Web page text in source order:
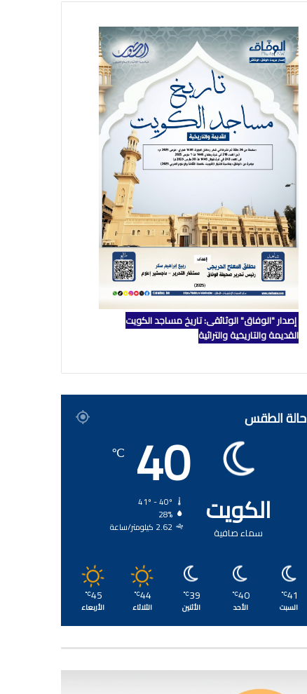
إصدار "الوفاق" الوثائقي: تاريخ مساجد الكويت
القديمة والتاريخية والتراثية
حالة الطقس
الكويت
سماء صافية
40
℃
28%
2.62 كيلومتر/ساعة
41
℃
السبت
40
℃
الأحد
39
℃
الأثنين
44
℃
الثلاثاء
45
℃
الأربعاء